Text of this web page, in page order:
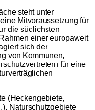
steht unter
Mitvoraussetzung für
die südlichsten
einer europaweit
sich der
von Kommunen,
für eine
(Heckengebiete,
Naturschutzgebiete